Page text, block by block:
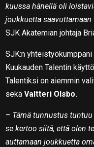
kuussa hänellä oli
joukkuetta
SJK Akatemian johtaja
SJK:n
Kuukauden Talentin
Talentiksi on aiemmin
sekäValtteri Olsbo.
– Tämä tunnustus
se kertoo siitä, että olen
auttamaan joukkuetta